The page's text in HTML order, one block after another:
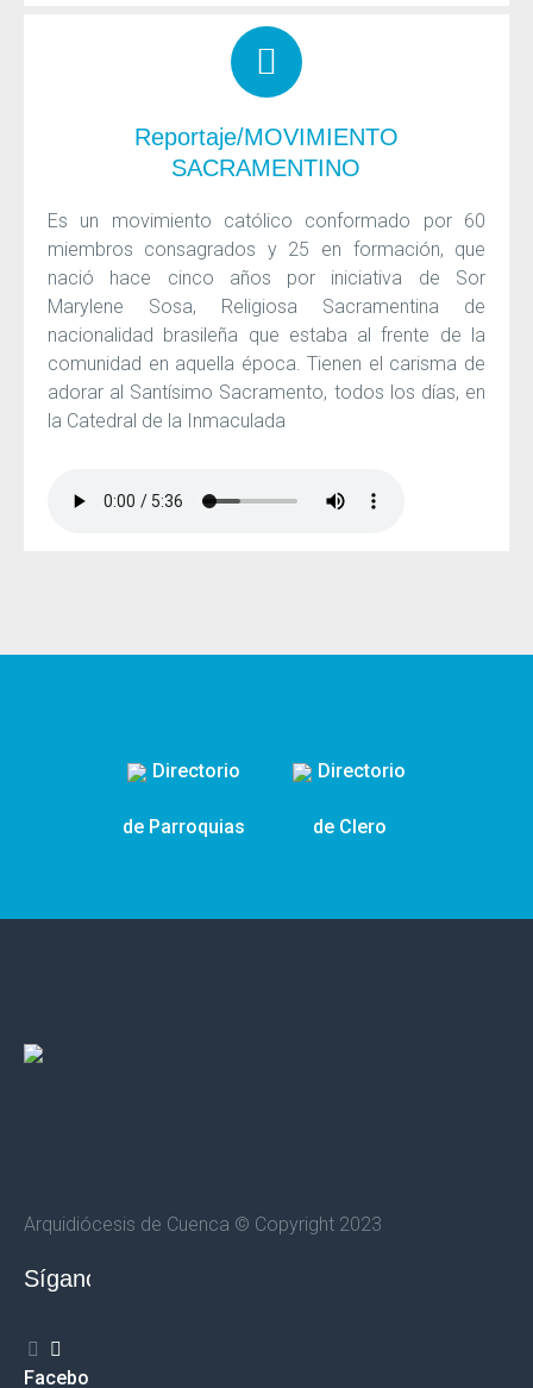
Reportaje/MOVIMIENTO
SACRAMENTINO
Es un movimiento católico conformado por 60
miembros consagrados y 25 en formación, que
nació hace cinco años por iniciativa de Sor
Marylene Sosa, Religiosa Sacramentina de
nacionalidad brasileña que estaba al frente de la
comunidad en aquella época. Tienen el carisma de
adorar al Santísimo Sacramento, todos los días, en
la Catedral de la Inmaculada
Directorio
de Parroquias
Directorio
de Clero
Arquidiócesis de Cuenca © Copyright 2023
Síganos
Facebook